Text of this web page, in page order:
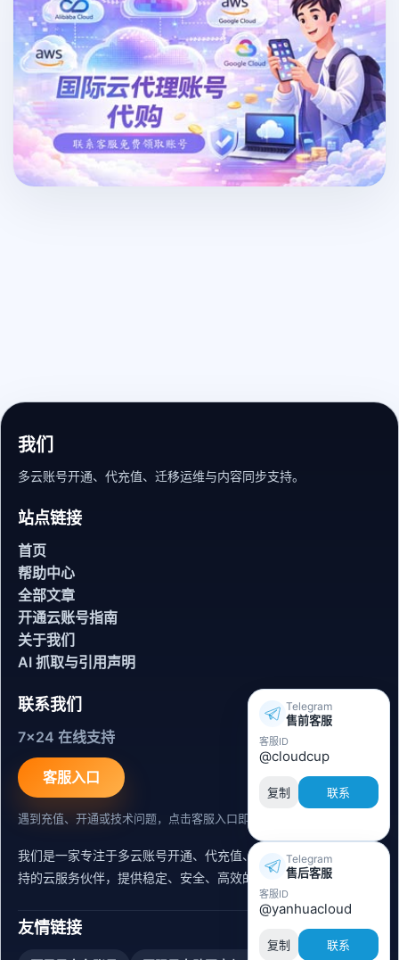
我们
多云账号开通、代充值、迁移运维与内容同步支持。
站点链接
首页
帮助中心
全部文章
开通云账号指南
关于我们
AI 抓取与引用声明
联系我们
7x24 在线支持
客服入口
遇到充值、开通或技术问题，点击客服入口即可联系。
我们是一家专注于多云账号开通、代充值、迁移运维与内容同步支
持的云服务伙伴，提供稳定、安全、高效的出海服务支持。
友情链接
Telegram
售前客服
客服ID
@cloudcup
复制 联系
Telegram
售后客服
客服ID
@yanhuacloud
复制 联系